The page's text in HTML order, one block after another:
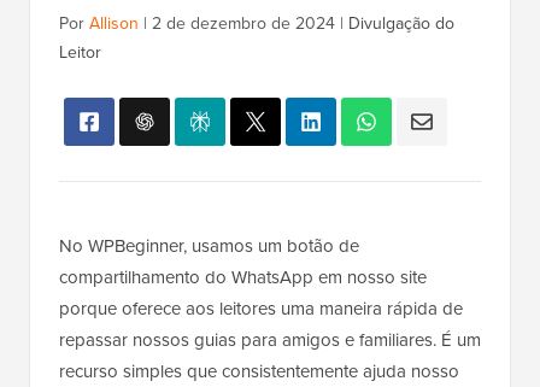
PorAllison | 2 de dezembro de 2024 | Divulgação do
Leitor
No WPBeginner, usamos um botão de
compartilhamento do WhatsApp em nosso site
porque oferece aos leitores uma maneira rápida de
repassar nossos guias para amigos e familiares. É um
recurso simples que consistentemente ajuda nosso